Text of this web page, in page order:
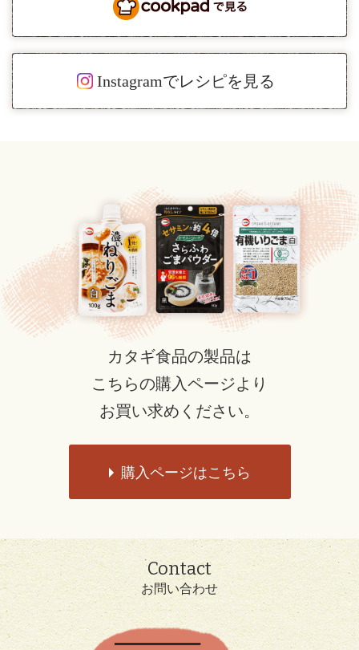
Instagramでレシピを見る
カタギ食品の製品は
こちらの購入ページより
お買い求めください。
購入ページはこちら
Contact
お問い合わせ